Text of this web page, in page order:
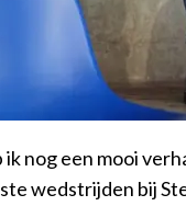
nog een mooi
wedstrijden bij